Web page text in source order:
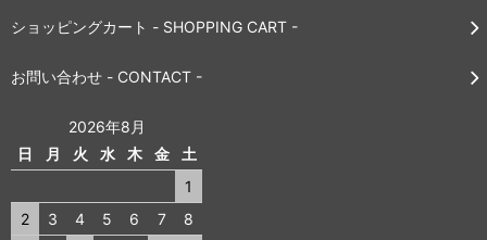
ショッピングカート - SHOPPING CART -
お問い合わせ - CONTACT -
2026年8月
日
月 火 水 木 金
土
1
2
3 4 5 6 7
8